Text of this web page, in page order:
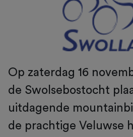
Op zaterdag 16
de Swolsebostocht
uitdagende
de prachtige Veluwse